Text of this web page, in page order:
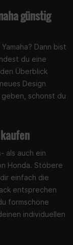
günstig
Dann bist
du eine
Überblick
Design
schonst du
als auch ein
Honda. Stöbere
einfach die
entsprechen
formschöne
individuellen